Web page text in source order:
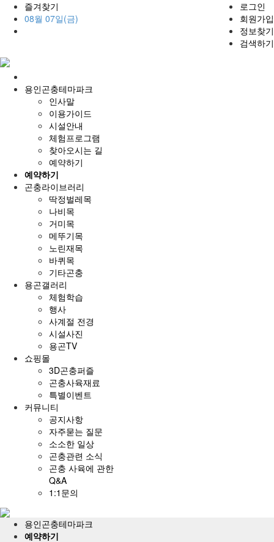
즐겨찾기
08월 07일(금)
로그인
회원가입
정보찾기
검색하기
으
용인곤충테마파크
인사말
이용가이드
시설안내
체험프로그램
찾아오시는 길
예약하기
예약하기
곤충라이브러리
딱정벌레목
나비목
거미목
메뚜기목
노린재목
바퀴목
기타곤충
용곤갤러리
체험학습
행사
사계절 전경
시설사진
용곤TV
쇼핑몰
3D곤충퍼즐
곤충사육재료
특별이벤트
커뮤니티
공지사항
자주묻는 질문
소소한 일상
곤충관련 소식
곤충 사육에 관한
Q&A
1:1문의
전
용인곤충테마파크
예약하기